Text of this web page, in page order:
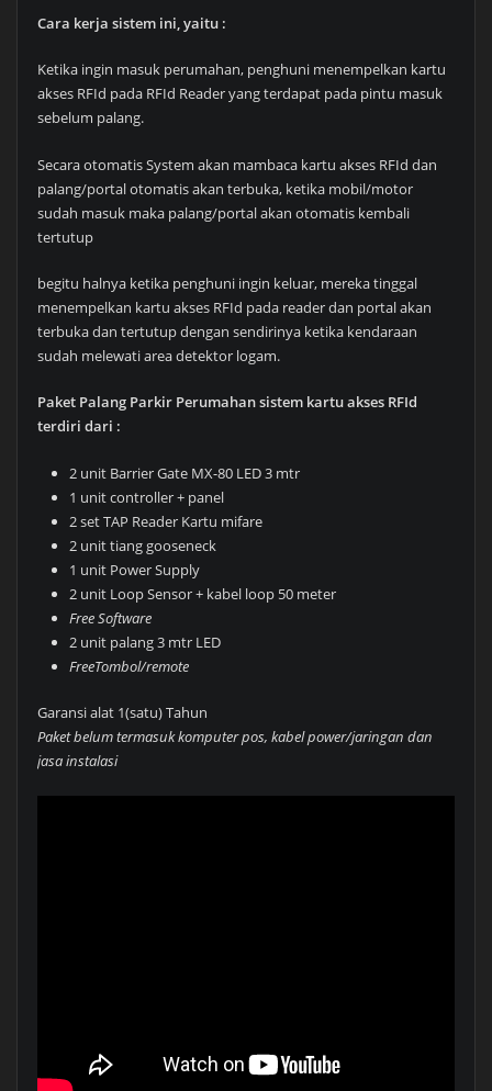
Cara kerja sistem ini, yaitu :
Ketika ingin masuk perumahan, penghuni menempelkan kartu
akses RFId pada RFId Reader yang terdapat pada pintu masuk
sebelum palang.
Secara otomatis System akan mambaca kartu akses RFId dan
palang/portal otomatis akan terbuka, ketika mobil/motor
sudah masuk maka palang/portal akan otomatis kembali
tertutup
begitu halnya ketika penghuni ingin keluar, mereka tinggal
menempelkan kartu akses RFId pada reader dan portal akan
terbuka dan tertutup dengan sendirinya ketika kendaraan
sudah melewati area detektor logam.
Paket Palang Parkir Perumahan sistem kartu akses RFId
terdiri dari :
2 unit Barrier Gate MX-80 LED 3 mtr
1 unit controller + panel
2 set TAP Reader Kartu mifare
2 unit tiang gooseneck
1 unit Power Supply
2 unit Loop Sensor + kabel loop 50 meter
Free Software
2 unit palang 3 mtr LED
FreeTombol/remote
Garansi alat 1(satu) Tahun
Paket belum termasuk komputer pos, kabel power/jaringan dan
jasa instalasi